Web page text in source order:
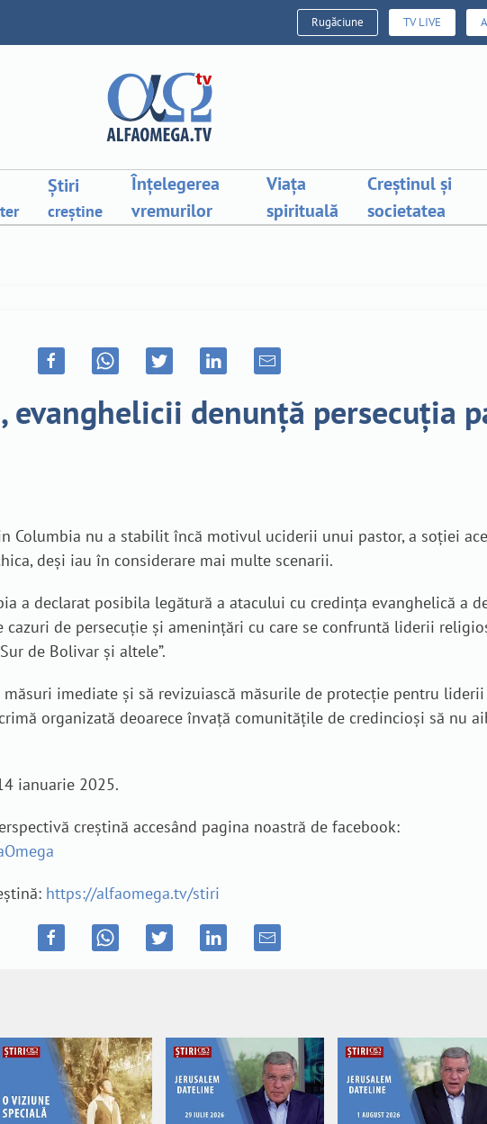
Rugăciune TV LIVE
Știri
creștine
Înțelegerea
vremurilor
Viața
spirituală
Creștinul și
societatea
evanghelicii denunță persecuția
Columbia nu a stabilit încă motivul uciderii unui pastor, a soției
deși iau în considerare mai multe scenarii.
a declarat posibila legătură a atacului cu credința evanghelică a
cazuri de persecuție și amenințări cu care se confruntă liderii
de Bolivar și altele”.
imediate și să revizuiască măsurile de protecție pentru
organizată deoarece învață comunitățile de credincioși să nu
ianuarie 2025.
creștină accesând pagina noastră de facebook:
https://alfaomega.tv/stiri